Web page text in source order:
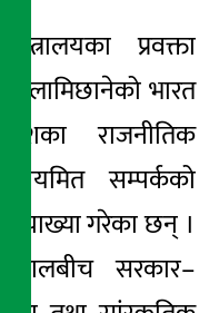
प्रवक्ता
लामिछानेको भारत
राजनीतिक
सम्पर्कको
व्याख्या गरेका छन् ।
सरकार–